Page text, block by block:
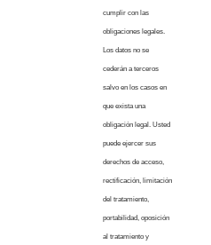
cumplir con las
obligaciones legales.
Los datos no se
cederán a terceros
salvo en los casos en
que exista una
obligación legal. Usted
puede ejercer sus
derechos de acceso,
rectificación, limitación
del tratamiento,
portabilidad, oposición
al tratamiento y